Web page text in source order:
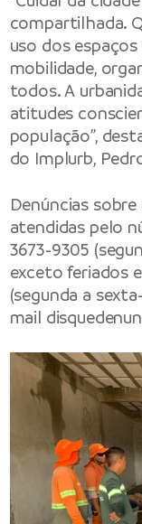
compartilhada.
uso dos
mobilidade,
todos. A
atitudes
população”,
do Implurb,
Denúncias
atendidas pelo
3673-9305
exceto feriados
(segunda a
mail